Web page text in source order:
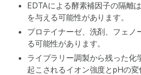
EDTAによる酵素補因子の隔離
を与える可能性があります。
プロテイナーゼ、洗剤、フェノ
る可能性があります。
ライブラリー調製から残った化
起こされるイオン強度とpHの変